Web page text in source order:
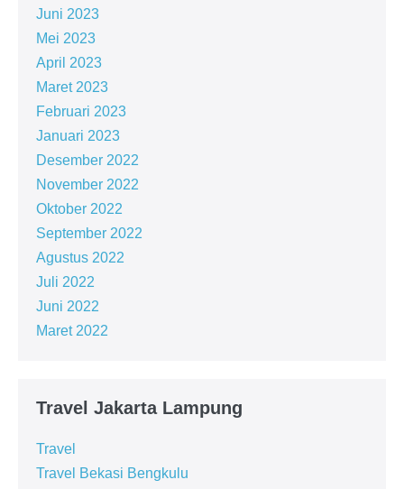
Juni 2023
Mei 2023
April 2023
Maret 2023
Februari 2023
Januari 2023
Desember 2022
November 2022
Oktober 2022
September 2022
Agustus 2022
Juli 2022
Juni 2022
Maret 2022
Travel Jakarta Lampung
Travel
Travel Bekasi Bengkulu